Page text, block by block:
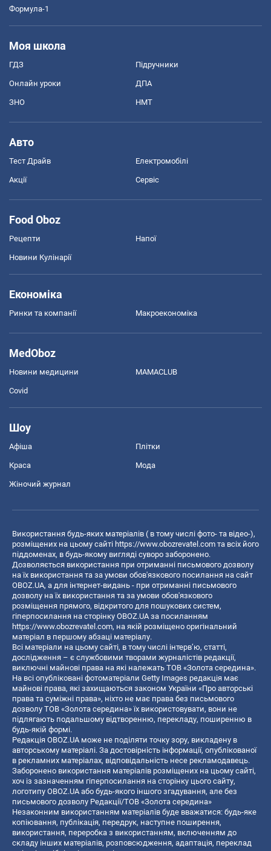
Формула-1
Моя школа
ГДЗ Підручники
Онлайн уроки ДПА
ЗНО НМТ
Авто
Тест Драйв Електромобілі
Акції Сервіс
Food Oboz
Рецепти Напої
Новини Кулінарії
Економіка
Ринки та компанії Макроекономіка
MedOboz
Новини медицини MAMACLUB
Covid
Шоу
Афіша Плітки
Краса Мода
Жіночий журнал
Використання будь-яких матеріалів ( в тому числі фото- та відео-),
розміщених на цьому сайті https://www.obozrevatel.com та всіх його
піддоменах, в будь-якому вигляді суворо заборонено.
Дозволяється використання при отриманні письмового дозволу
на їх використання та за умови обов'язкового посилання на сайт
OBOZ.UA, а для інтернет-видань - при отриманні письмового
дозволу на їх використання та за умови обов'язкового
розміщення прямого, відкритого для пошукових систем,
гіперпосилання на сторінку OBOZ.UA за посиланням
https://www.obozrevatel.com, на якій розміщено оригінальний
матеріал в першому абзаці матеріалу.
Всі матеріали на цьому сайті, в тому числі інтерв’ю, статті,
дослідження – є службовими творами журналістів редакції,
виключні майнові права на які належать ТОВ «Золота середина».
На всі опубліковані фотоматеріали Getty Images редакція має
майнові права, які захищаються законом України «Про авторські
права та суміжні права», ніхто не має права без письмового
дозволу ТОВ «Золота середина» їх використовувати, вони не
підлягають подальшому відтворенню, перекладу, поширенню в
будь-якій формі.
Редакція OBOZ.UA може не поділяти точку зору, викладену в
авторському матеріалі. За достовірність інформації, опублікованої
в рекламних матеріалах, відповідальність несе рекламодавець.
Заборонено використання матеріалів розміщених на цьому сайті,
хоч із зазначенням гіперпосилання на сторінку цього сайту,
логотипу OBOZ.UA або будь-якого іншого згадування, але без
письмового дозволу Редакції/ТОВ «Золота середина»
Незаконним використанням матеріалів буде вважатися: будь-яке
копiювання, публiкацiя, передрук, наступне поширення,
використання, переробка з використанням, включенням до
складу інших матеріалів, розповсюдження, адаптація, переклад